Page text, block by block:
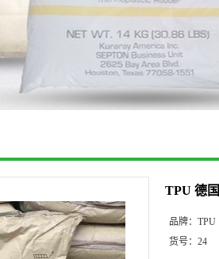
TPU 德
品牌： TPU
货号： 24